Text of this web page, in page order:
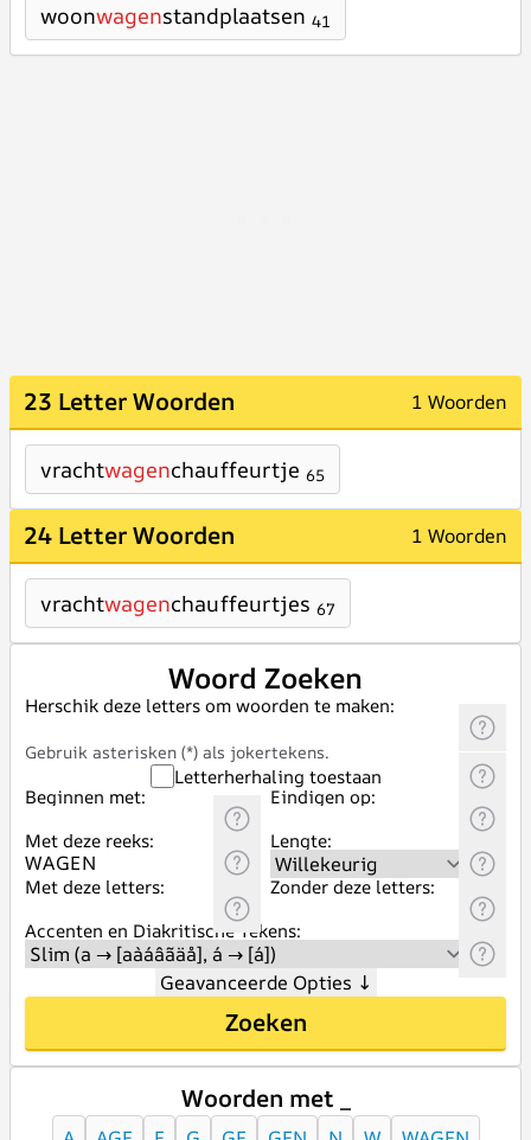
woonwagenstandplaatsen 41
23 Letter Woorden 1 Woorden
vrachtwagenchauffeurtje 65
24 Letter Woorden 1 Woorden
vrachtwagenchauffeurtjes 67
Woord Zoeken
Herschik deze letters om woorden te maken:
Gebruik asterisken (*) als jokertekens.
Letterherhaling toestaan
Beginnen met:
Eindigen op:
Met deze reeks:
Lengte:
Met deze letters:
Zonder deze letters:
Accenten en Diakritische Tekens:
Geavanceerde Opties ↓
Zoeken
Woorden met _